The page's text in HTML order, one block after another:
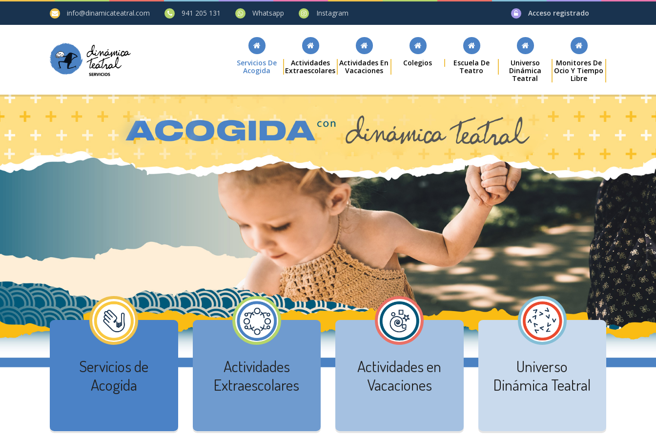
info@dinamicateatral.com 941 205 131 Whatsapp Instagram Acceso registrado
Servicios De
Acogida
Actividades
Extraescolares
Actividades En
Vacaciones
Colegios
Escuela De
Teatro
Universo
Dinámica
Teatral
Monitores De
Ocio Y Tiempo
Libre
Servicios de
Acogida
Actividades
Extraescolares
Actividades en
Vacaciones
Universo
Dinámica Teatral